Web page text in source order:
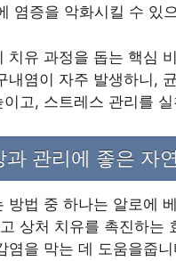
염증을 악화시킬 수 있
치유 과정을 돕는 핵심
내염이 자주 발생하니,
고, 스트레스 관리를
과 관리에 좋은 자
방법 중 하나는 알로에
상처 치유를 촉진하는
염을 막는 데 도움을줍